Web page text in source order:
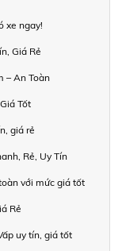
xe ngay!
Giá Rẻ
– An Toàn
Tốt
giá rẻ
Rẻ, Uy Tín
với mức giá tốt
Rẻ
uy tín, giá tốt